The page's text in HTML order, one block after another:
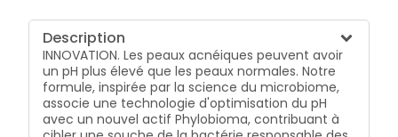
Description
INNOVATION. Les peaux acnéiques peuvent avoir
un pH plus élevé que les peaux normales. Notre
formule, inspirée par la science du microbiome,
associe une technologie d'optimisation du pH
avec un nouvel actif Phylobioma, contribuant à